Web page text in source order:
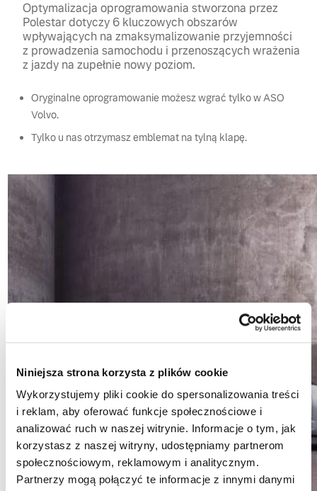
Niniejsza strona korzysta z plików cookie
Wykorzystujemy pliki cookie do spersonalizowania treści
i reklam, aby oferować funkcje społecznościowe i
analizować ruch w naszej witrynie. Informacje o tym, jak
korzystasz z naszej witryny, udostępniamy partnerom
społecznościowym, reklamowym i analitycznym.
Partnerzy mogą połączyć te informacje z innymi danymi
Optymalizacja oprogramowania stworzona przez
Polestar dotyczy 6 kluczowych obszarów
wpływających na zmaksymalizowanie przyjemności
z prowadzenia samochodu i przenoszących wrażenia
z jazdy na zupełnie nowy poziom.
Oryginalne oprogramowanie możesz wgrać tylko w ASO
Volvo.
Tylko u nas otrzymasz emblemat na tylną klapę.